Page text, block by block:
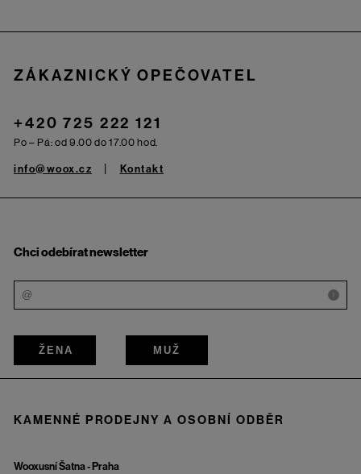
ZÁKAZNICKÝ OPEČOVATEL
+420 725 222 121
Po – Pá: od 9.00 do 17.00 hod.
info@woox.cz Kontakt
Chci odebírat newsletter
i
ŽENA MUŽ
KAMENNÉ PRODEJNY A OSOBNÍ ODBĚR
Wooxusní Šatna - Praha